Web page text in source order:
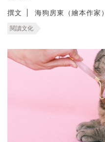
撰文 海狗房東（繪本作家）
閱讀文化